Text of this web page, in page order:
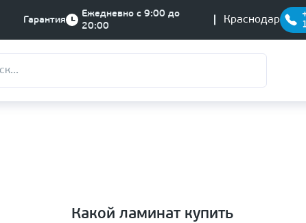
Гарантия
Ежедневно с 9:00 до
20:00
Краснодар
Какой ламинат купить